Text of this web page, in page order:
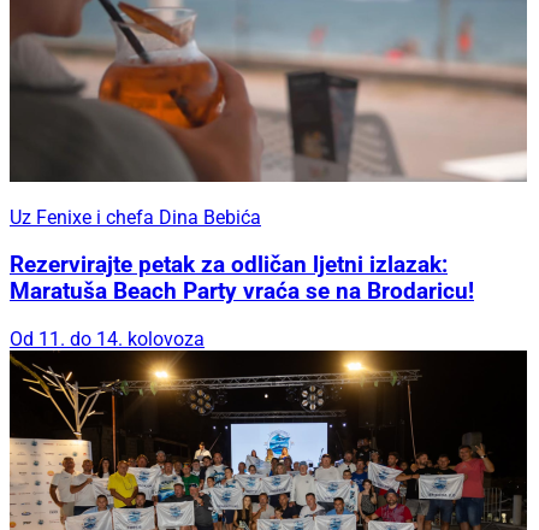
Uz Fenixe i chefa Dina Bebića
Rezervirajte petak za odličan ljetni izlazak:
Maratuša Beach Party vraća se na Brodaricu!
Od 11. do 14. kolovoza